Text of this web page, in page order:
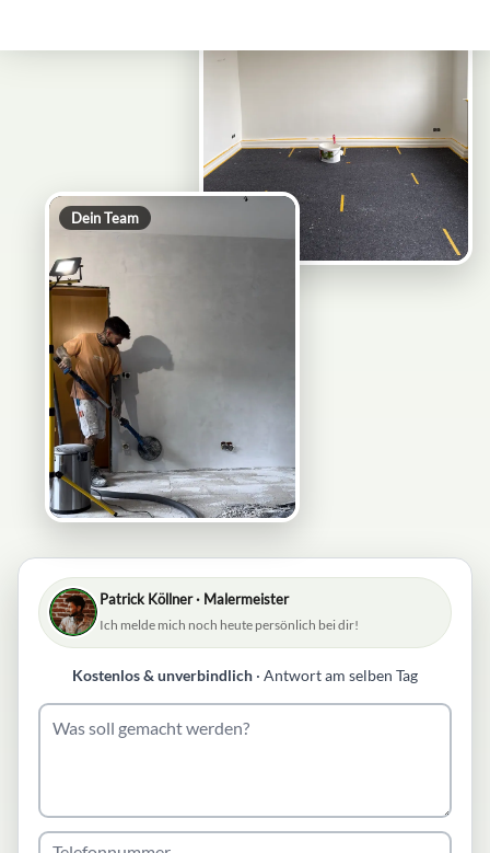
Dein Team
Patrick Köllner · Malermeister
Ich melde mich noch heute persönlich bei dir!
Kostenlos & unverbindlich · Antwort am selben Tag
Was
soll
Telefonnummer